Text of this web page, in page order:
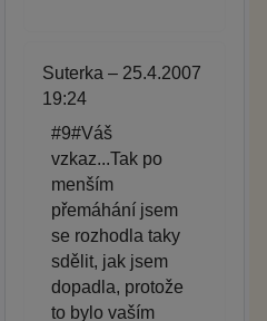
Suterka – 25.4.2007
19:24
#9#Váš
vzkaz...Tak po
menším
přemáhání jsem
se rozhodla taky
sdělit, jak jsem
dopadla, protože
to bylo vaším